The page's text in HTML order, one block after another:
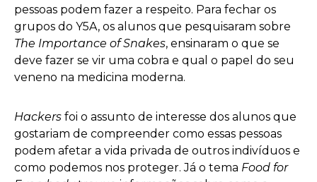
pessoas podem fazer a respeito. Para fechar os
grupos do Y5A, os alunos que pesquisaram sobre
The Importance of Snakes, ensinaram o que se
deve fazer se vir uma cobra e qual o papel do seu
veneno na medicina moderna.
Hackers foi o assunto de interesse dos alunos que
gostariam de compreender como essas pessoas
podem afetar a vida privada de outros indivíduos e
como podemos nos proteger. Já o tema Food for